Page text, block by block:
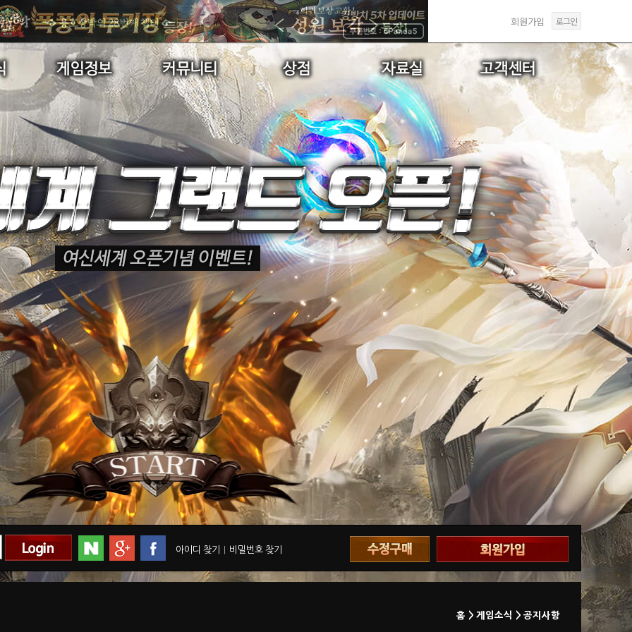
회원가입 로그인
초보자가이드
게임소개
직업소개
게임가이드
자유게시판
이미지게시판
공략게시판
묻고답하기
랭킹
길드게시판
명예의전당
수정구매/선물
구매내역
갤러리
미디어센터
FAQ
1:1문의
답변확인
아이디 찾기 비밀번호 찾기
홈 > 게임소식 > 공지사항